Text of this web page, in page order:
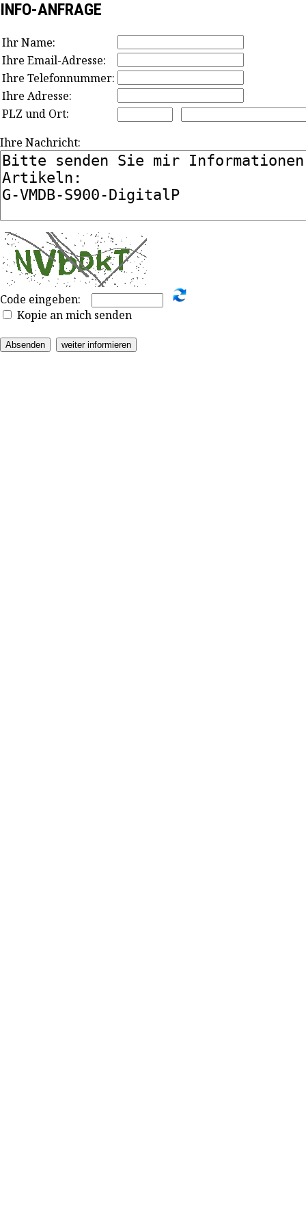
INFO-ANFRAGE
Ihr Name:
Ihre Email-Adresse:
Ihre Telefonnummer:
Ihre Adresse:
PLZ und Ort:
Ihre Nachricht:
Code eingeben:
Kopie an mich senden